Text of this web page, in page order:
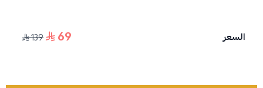
السعر 69
139